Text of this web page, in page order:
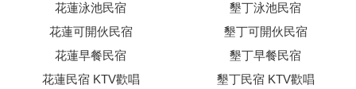
花蓮泳池民宿
花蓮可開伙民宿
花蓮早餐民宿
花蓮民宿 KTV歡唱
墾丁泳池民宿
墾丁可開伙民宿
墾丁早餐民宿
墾丁民宿 KTV歡唱